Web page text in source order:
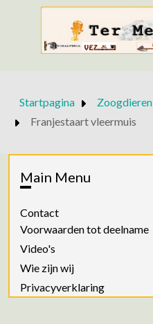
Startpagina Zoogdieren
Franjestaart vleermuis
Main Menu
Contact
Voorwaarden tot deelname
Video's
Wie zijn wij
Privacyverklaring